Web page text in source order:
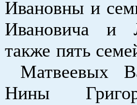
Ивановны и
Ивановича и
также пять
Матвеевых
Нины